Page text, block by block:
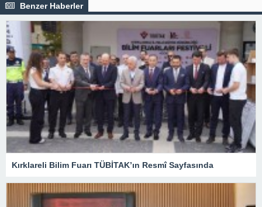
Benzer Haberler
Kırklareli Bilim Fuarı TÜBİTAK’ın Resmî Sayfasında